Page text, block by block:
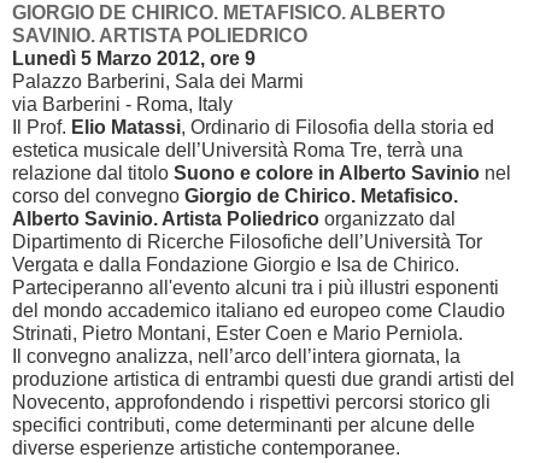
GIORGIO DE CHIRICO. METAFISICO. ALBERTO
SAVINIO. ARTISTA POLIEDRICO
Lunedì 5 Marzo 2012, ore 9
Palazzo Barberini, Sala dei Marmi
via Barberini - Roma, Italy
Il Prof. Elio Matassi, Ordinario di Filosofia della storia ed
estetica musicale dell’Università Roma Tre, terrà una
relazione dal titolo Suono e colore in Alberto Savinio nel
corso del convegno Giorgio de Chirico. Metafisico.
Alberto Savinio. Artista Poliedrico organizzato dal
Dipartimento di Ricerche Filosofiche dell’Università Tor
Vergata e dalla Fondazione Giorgio e Isa de Chirico.
Parteciperanno all'evento alcuni tra i più illustri esponenti
del mondo accademico italiano ed europeo come Claudio
Strinati, Pietro Montani, Ester Coen e Mario Perniola.
Il convegno analizza, nell’arco dell’intera giornata, la
produzione artistica di entrambi questi due grandi artisti del
Novecento, approfondendo i rispettivi percorsi storico gli
specifici contributi, come determinanti per alcune delle
diverse esperienze artistiche contemporanee.